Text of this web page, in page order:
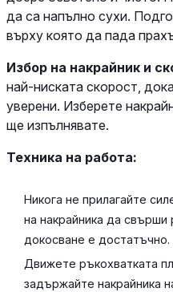
да са напълно сухи.
върху която да пада
Избор на накрайник и
най-ниската скорост,
уверени. Изберете
ще изпълнявате.
Техника на работа:
Никога не прилагайте
на накрайника да
докосване е достатъчно.
Движете ръкохватката
задържайте накрайника